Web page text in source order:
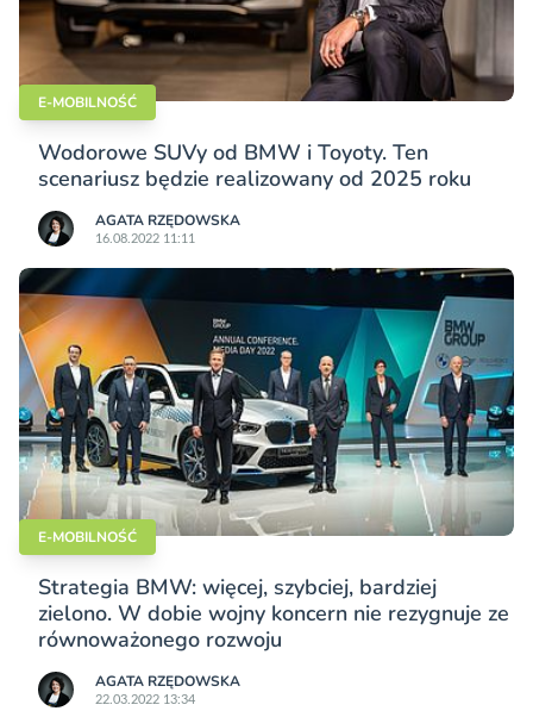
E-MOBILNOŚĆ
Wodorowe SUVy od BMW i Toyoty. Ten
scenariusz będzie realizowany od 2025 roku
AGATA RZĘDOWSKA
16.08.2022 11:11
E-MOBILNOŚĆ
Strategia BMW: więcej, szybciej, bardziej
zielono. W dobie wojny koncern nie rezygnuje ze
równoważonego rozwoju
AGATA RZĘDOWSKA
22.03.2022 13:34